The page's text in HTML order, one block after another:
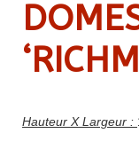
Hauteur X Largeur :